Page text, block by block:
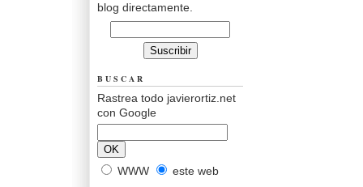
blog directamente.
BUSCAR
Rastrea todo javierortiz.net
con Google
WWW este web